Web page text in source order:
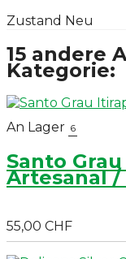
Zustand Neu
15 andere
Kategorie:
An Lager 6
Santo
Artesanal /
55,00 CHF